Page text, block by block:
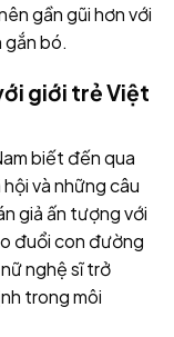
gần gũi hơn với
bó.
giới trẻ Việt
biết đến qua
và những câu
giả ấn tượng với
đuổi con đường
nghệ sĩ trở
trong môi